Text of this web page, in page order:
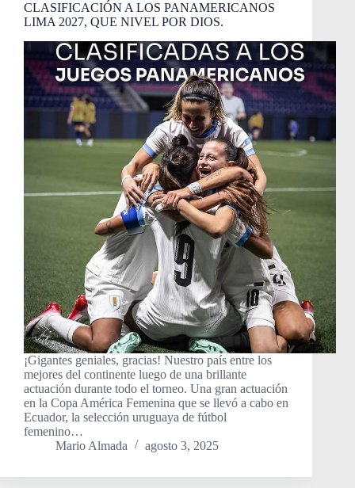
CLASIFICACIÓN A LOS PANAMERICANOS
LIMA 2027, QUE NIVEL POR DIOS.
¡Gigantes geniales, gracias! Nuestro país entre los
mejores del continente luego de una brillante
actuación durante todo el torneo. Una gran actuación
en la Copa América Femenina que se llevó a cabo en
Ecuador, la selección uruguaya de fútbol
femenino…
Mario Almada
agosto 3, 2025